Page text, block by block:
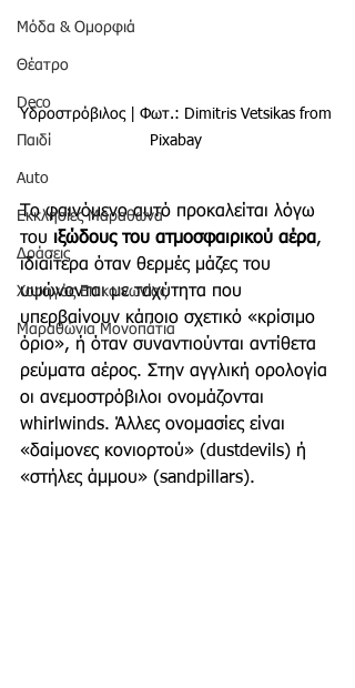
Μόδα & Ομορφιά
Θέατρο
Deco
Παιδί
Auto
Εκκλησίες Μαραθώνα
Δράσεις
Χορηγός Επικοινωνίας
Μαραθώνια Μονοπάτια
Υδροστρόβιλος | Φωτ.: Dimitris Vetsikas from
Pixabay
Το φαινόμενο αυτό προκαλείται λόγω
του ιξώδους του ατμοσφαιρικού αέρα,
ιδιαίτερα όταν θερμές μάζες του
υψώνονται με ταχύτητα που
υπερβαίνουν κάποιο σχετικό «κρίσιμο
όριο», ή όταν συναντιούνται αντίθετα
ρεύματα αέρος. Στην αγγλική ορολογία
οι ανεμοστρόβιλοι ονομάζονται
whirlwinds. Άλλες ονομασίες είναι
«δαίμονες κονιορτού» (dustdevils) ή
«στήλες άμμου» (sandpillars).